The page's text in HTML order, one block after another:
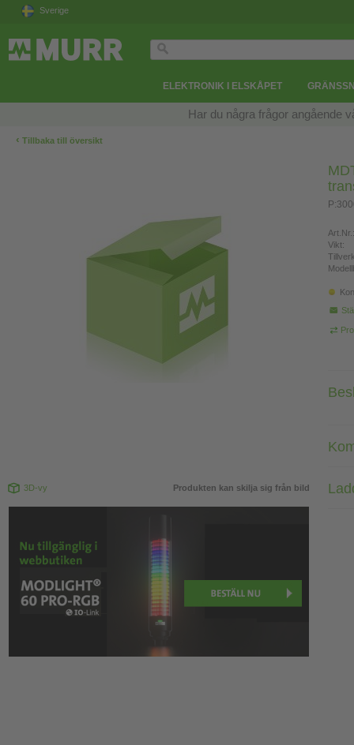
Sverige
ELEKTRONIK I ELSKÅPET
Har du några frågor angående
‹ Tillbaka till översikt
3D-vy Produkten kan skilja sig från bild
Art.Nr.:
Vikt: